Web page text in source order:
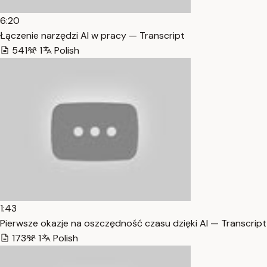
6:20
Łączenie narzędzi AI w pracy — Transcript
541
1 Polish
1:43
Pierwsze okazje na oszczędność czasu dzięki AI — Transcript
173
1 Polish